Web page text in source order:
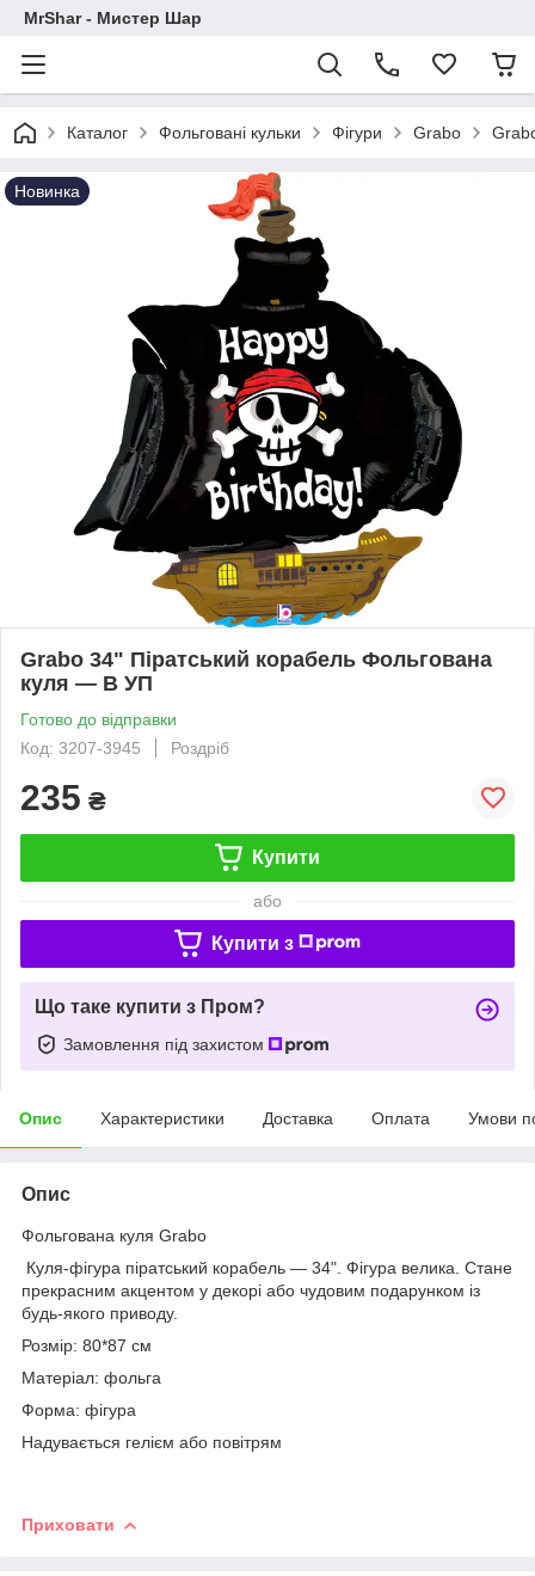
MrShar - Мистер Шар
Каталог Фольговані кульки Фігури Grabo
Новинка
Grabo 34" Піратський корабель Фольгована
куля — В УП
Готово до відправки
Код: 3207-3945
Роздріб
235 ₴
Купити
або
Купити з
Що таке купити з Пром?
Замовлення під захистом
Опис Характеристики Доставка Оплата Умови
Опис
Фольгована куля Grabo
Куля-фігура піратський корабель — 34". Фігура велика. Стане
прекрасним акцентом у декорі або чудовим подарунком із
будь-якого приводу.
Розмір: 80*87 см
Матеріал: фольга
Форма: фігура
Надувається гелієм або повітрям
Приховати